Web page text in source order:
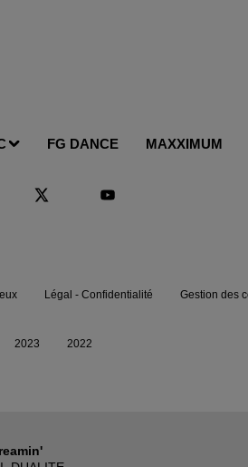
FG DANCE MAXXIMUM
Légal - Confidentialité Gestion des
2023 2022